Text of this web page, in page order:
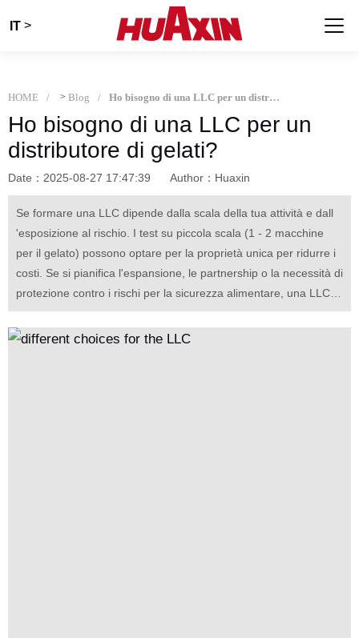
IT >
HOME > Blog Ho bisogno di una LLC per un distributore di gelati?
Ho bisogno di una LLC per un
distributore di gelati?
Date：2025-08-27 17:47:39 Author：Huaxin
Se formare una LLC dipende dalla scala della tua attività e dall
'esposizione al rischio. I test su piccola scala (1 - 2 macchine
per il gelato) possono optare per la proprietà unica per ridurre i
costi. Se si pianifica l'espansione, le partnership o la necessità di
protezione contro i rischi per la sicurezza alimentare, una LLC
protegge efficacemente le attività personali dalle passività.
Scegliere in base alle reali esigenze.